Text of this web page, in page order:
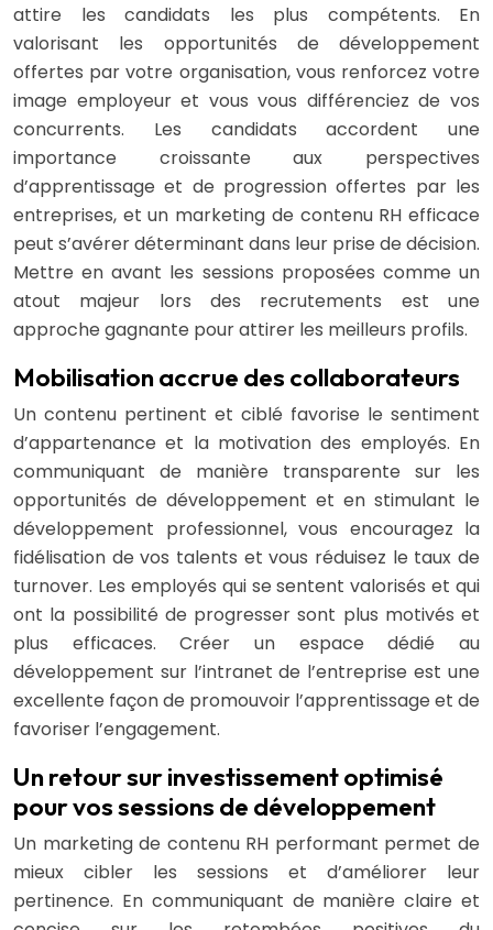
attire les candidats les plus compétents. En
valorisant les opportunités de développement
offertes par votre organisation, vous renforcez votre
image employeur et vous vous différenciez de vos
concurrents. Les candidats accordent une
importance croissante aux perspectives
d’apprentissage et de progression offertes par les
entreprises, et un marketing de contenu RH efficace
peut s’avérer déterminant dans leur prise de décision.
Mettre en avant les sessions proposées comme un
atout majeur lors des recrutements est une
approche gagnante pour attirer les meilleurs profils.
Mobilisation accrue des collaborateurs
Un contenu pertinent et ciblé favorise le sentiment
d’appartenance et la motivation des employés. En
communiquant de manière transparente sur les
opportunités de développement et en stimulant le
développement professionnel, vous encouragez la
fidélisation de vos talents et vous réduisez le taux de
turnover. Les employés qui se sentent valorisés et qui
ont la possibilité de progresser sont plus motivés et
plus efficaces. Créer un espace dédié au
développement sur l’intranet de l’entreprise est une
excellente façon de promouvoir l’apprentissage et de
favoriser l’engagement.
Un retour sur investissement optimisé
pour vos sessions de développement
Un marketing de contenu RH performant permet de
mieux cibler les sessions et d’améliorer leur
pertinence. En communiquant de manière claire et